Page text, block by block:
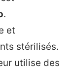
.
et
stérilisés.
utilise des